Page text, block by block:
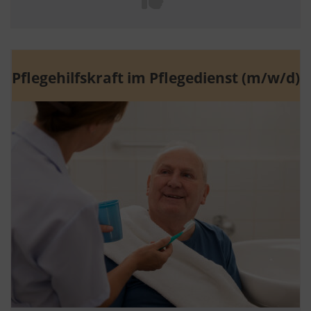
Pflegehilfskraft im Pflegedienst (m/w/d)